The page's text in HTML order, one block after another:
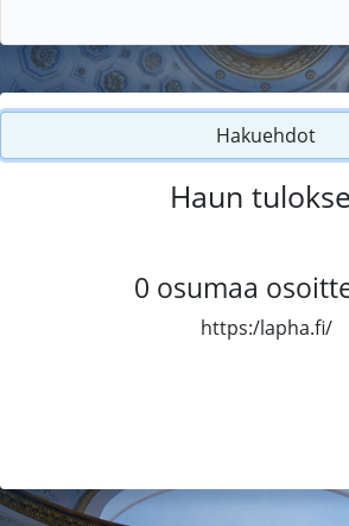
Hakuehdot
Haun
0 osumaa
https:/lapha.fi/